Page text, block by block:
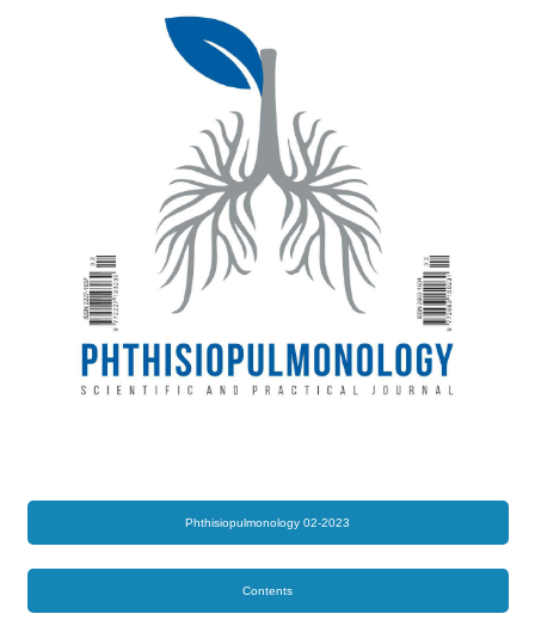
Phthisiopulmonology 02-2023
Contents